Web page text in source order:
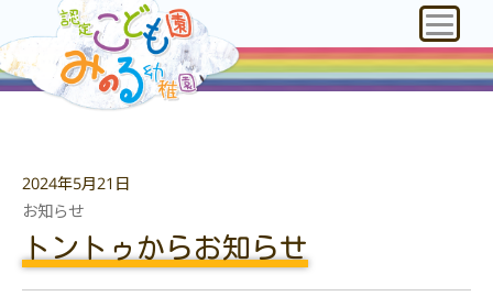
2024年5月21日
お知らせ
トントゥからお知らせ